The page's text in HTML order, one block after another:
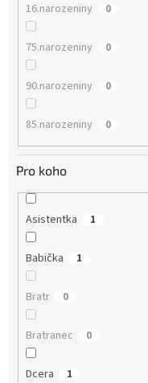
16.narozeniny 0
75.narozeniny 0
90.narozeniny 0
85.narozeniny 0
Pro koho
Asistentka 1
Babička 1
Bratr 0
Bratranec 0
Dcera 1